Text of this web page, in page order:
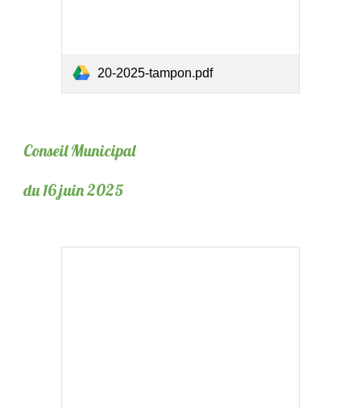
20-2025-tampon.pdf
Conseil Municipal
du 16 juin 2025